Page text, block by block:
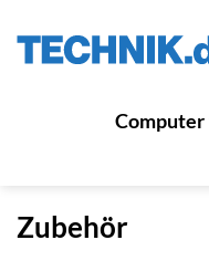
Inhalt
Computer
Zubehör